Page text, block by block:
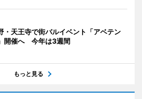
・天王寺で街バルイベント「アベテン
開催へ 今年は3週間
もっと見る